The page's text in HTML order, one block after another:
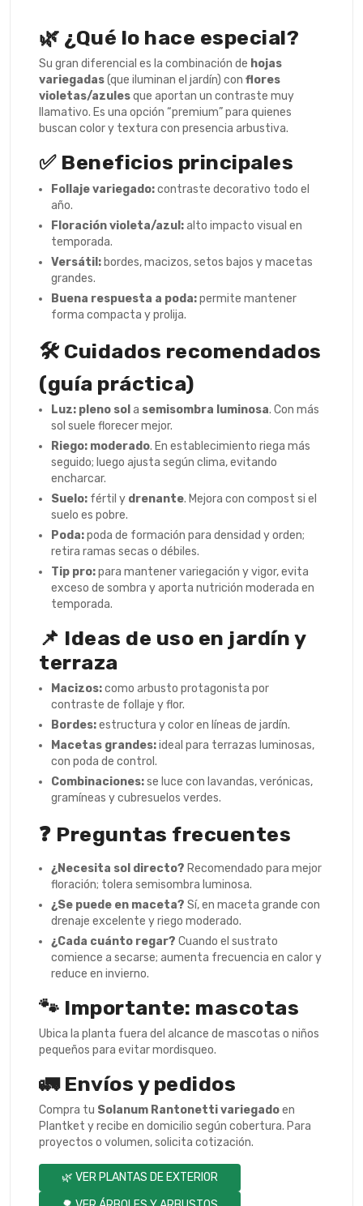
🌿 ¿Qué lo hace especial?
Su gran diferencial es la combinación de hojas
variegadas(que iluminan el jardín) con flores
violetas/azulesque aportan un contraste muy
llamativo. Es una opción “premium” para quienes
buscan color y textura con presencia arbustiva.
✅ Beneficios principales
Follaje variegado:contraste decorativo todo el
año.
Floración violeta/azul:alto impacto visual en
temporada.
Versátil: bordes, macizos, setos bajos y macetas
grandes.
Buena respuesta a poda:permite mantener
forma compacta y prolija.
🛠️ Cuidados recomendados
(guía práctica)
Luz: pleno sol a semisombra luminosa. Con más
sol suele florecer mejor.
Riego: moderado. En establecimiento riega más
seguido; luego ajusta según clima, evitando
encharcar.
Suelo: fértil y drenante. Mejora con compost si el
suelo es pobre.
Poda:poda de formación para densidad y orden;
retira ramas secas o débiles.
Tip pro:para mantener variegación y vigor, evita
exceso de sombra y aporta nutrición moderada en
temporada.
📌 Ideas de uso en jardín y
terraza
Macizos:como arbusto protagonista por
contraste de follaje y flor.
Bordes:estructura y color en líneas de jardín.
Macetas grandes:ideal para terrazas luminosas,
con poda de control.
Combinaciones:se luce con lavandas, verónicas,
gramíneas y cubresuelos verdes.
❓ Preguntas frecuentes
¿Necesita sol directo? Recomendado para mejor
floración; tolera semisombra luminosa.
¿Se puede en maceta? Sí, en maceta grande con
drenaje excelente y riego moderado.
¿Cada cuánto regar? Cuando el sustrato
comience a secarse; aumenta frecuencia en calor y
reduce en invierno.
🐾 Importante: mascotas
Ubica la planta fuera del alcance de mascotas o niños
pequeños para evitar mordisqueo.
🚛 Envíos y pedidos
Compra tu Solanum Rantonetti variegadoen
Plantket y recibe en domicilio según cobertura. Para
proyectos o volumen, solicita cotización.
🌿 VER PLANTAS DE EXTERIOR